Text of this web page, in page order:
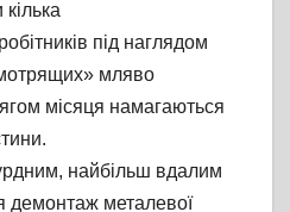
під наглядом
мляво
місяця намагаються
найбільш вдалим
демонтаж металевої